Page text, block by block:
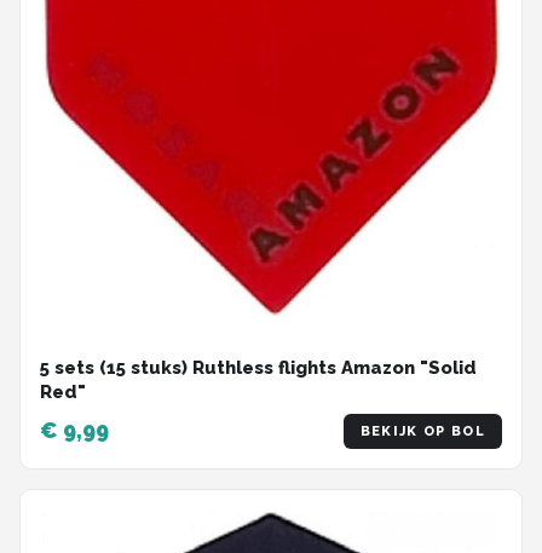
5 sets (15 stuks) Ruthless flights Amazon "Solid
Red"
€ 9,99 BEKIJK OP BOL